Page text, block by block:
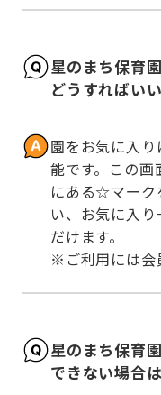
星のまち保育
どうすればい
園をお気に入
能です。この
にある☆マーク
い、お気に入
だけます。
※ご利用には会
星のまち保育
できない場合